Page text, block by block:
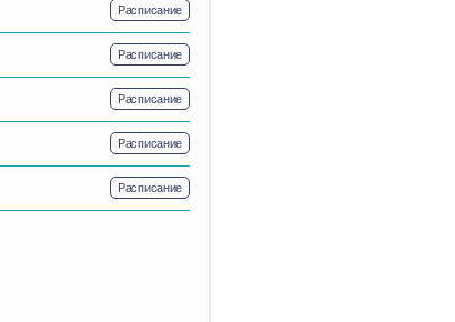
Расписание
Расписание
Расписание
Расписание
Расписание